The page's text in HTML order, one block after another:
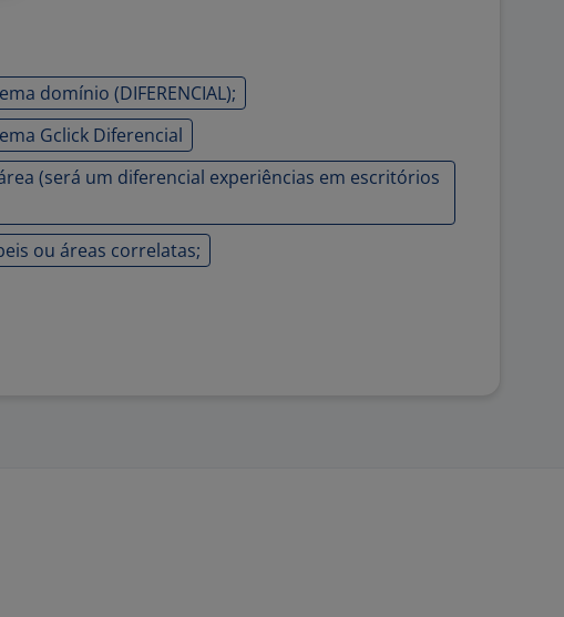
domínio (DIFERENCIAL);
Gclick Diferencial
(será um diferencial experiências em escritórios
ou áreas correlatas;